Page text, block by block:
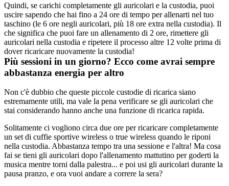
Quindi, se carichi completamente gli auricolari e la custodia, puoi
uscire sapendo che hai fino a 24 ore di tempo per allenarti nel tuo
taschino (le 6 ore negli auricolari, più 18 ore extra nella custodia). Il
che significa che puoi fare un allenamento di 2 ore, rimettere gli
auricolari nella custodia e ripetere il processo altre 12 volte prima di
dover ricaricare nuovamente la custodia!
Più sessioni in un giorno? Ecco come avrai sempre
abbastanza energia per altro
Non c'è dubbio che queste piccole custodie di ricarica siano
estremamente utili, ma vale la pena verificare se gli auricolari che
stai considerando hanno anche una funzione di ricarica rapida.
Solitamente ci vogliono circa due ore per ricaricare completamente
un set di cuffie sportive wireless o true wireless quando le riponi
nella custodia. Abbastanza tempo tra una sessione e l'altra! Ma cosa
fai se tieni gli auricolari dopo l'allenamento mattutino per goderti la
musica mentre torni dalla palestra... e poi usi gli auricolari durante la
pausa pranzo, e ora vuoi andare a correre la sera?